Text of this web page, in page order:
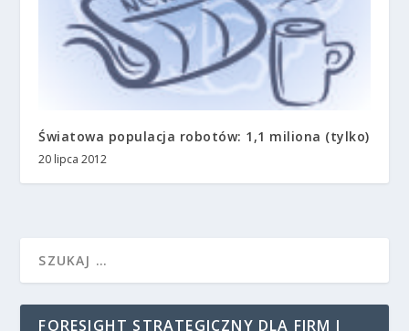
Światowa populacja robotów: 1,1 miliona (tylko)
20 lipca 2012
FORESIGHT STRATEGICZNY DLA FIRM I